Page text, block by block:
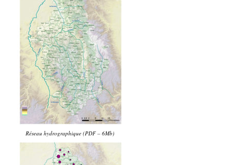
Réseau hydrographique (PDF – 6Mb)